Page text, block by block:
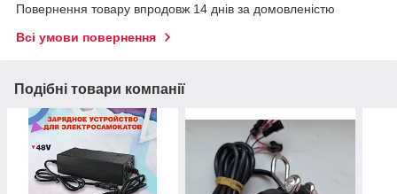
Повернення товару впродовж 14 днів за домовленістю
Всі умови повернення
Подібні товари компанії